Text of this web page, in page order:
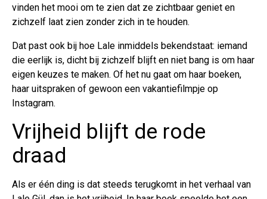
vinden het mooi om te zien dat ze zichtbaar geniet en
zichzelf laat zien zonder zich in te houden.
Dat past ook bij hoe Lale inmiddels bekendstaat: iemand
die eerlijk is, dicht bij zichzelf blijft en niet bang is om haar
eigen keuzes te maken. Of het nu gaat om haar boeken,
haar uitspraken of gewoon een vakantiefilmpje op
Instagram.
Vrijheid blijft de rode
draad
Als er één ding is dat steeds terugkomt in het verhaal van